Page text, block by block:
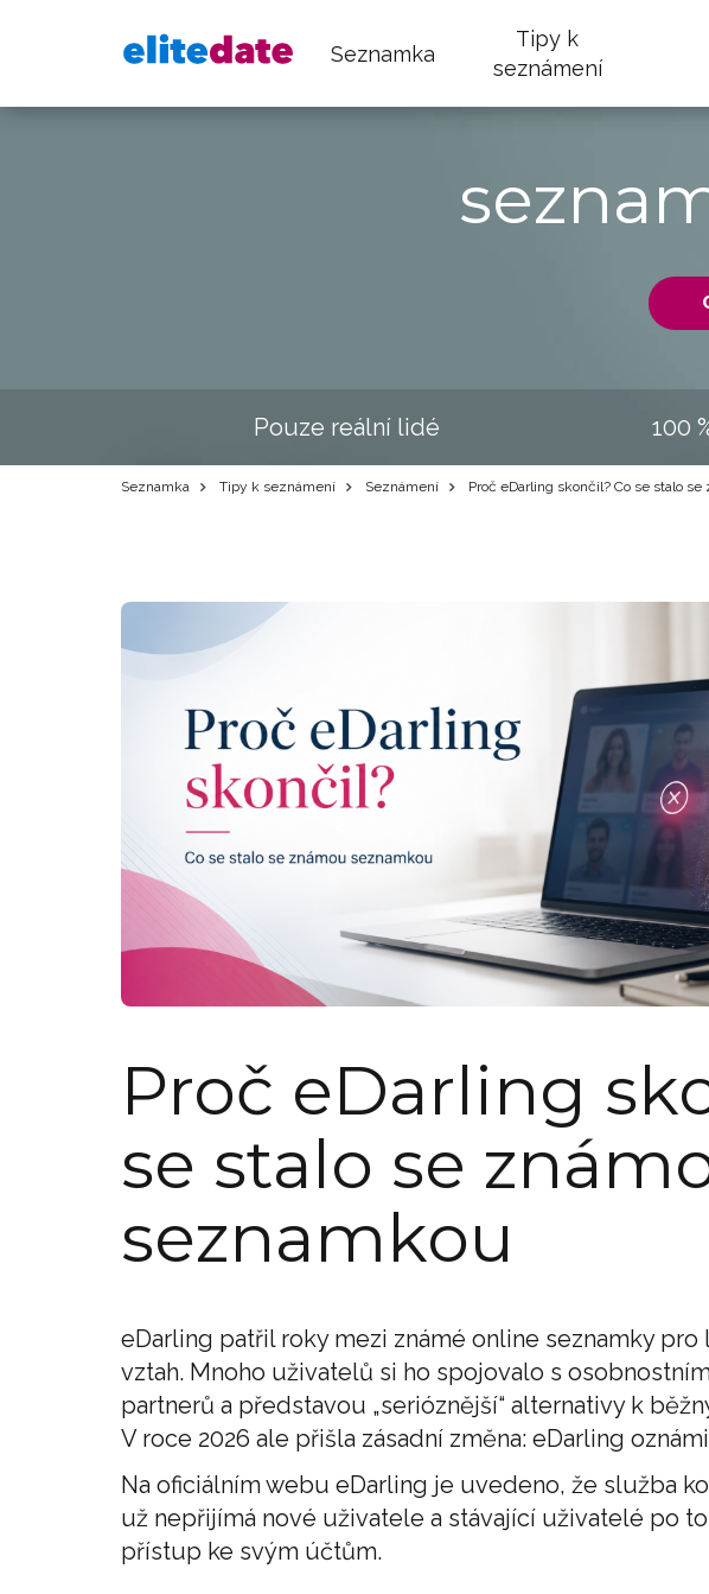
Seznamka
Tipy k
seznámení
Pouze reální lidé 100
Seznamka Tipy k seznámení Seznámení Proč eDarling skončil? Co se stalo
Proč eDarling
se stalo se
seznamkou
eDarling patřil roky mezi známé online seznamky
vztah. Mnoho uživatelů si ho spojovalo s
partnerů a představou „serióznější“ alternativy k
V roce 2026 ale přišla zásadní změna: eDarling
Na oficiálním webu eDarling je uvedeno, že služba
už nepřijímá nové uživatele a stávající uživatelé po
přístup ke svým účtům.